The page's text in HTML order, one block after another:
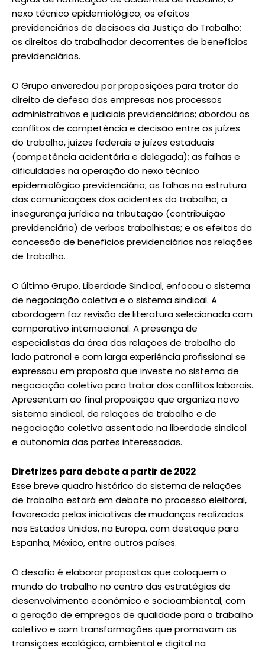
nexo técnico epidemiológico; os efeitos
previdenciários de decisões da Justiça do Trabalho;
os direitos do trabalhador decorrentes de benefícios
previdenciários.
O Grupo enveredou por proposições para tratar do
direito de defesa das empresas nos processos
administrativos e judiciais previdenciários; abordou os
conflitos de competência e decisão entre os juízes
do trabalho, juízes federais e juízes estaduais
(competência acidentária e delegada); as falhas e
dificuldades na operação do nexo técnico
epidemiológico previdenciário; as falhas na estrutura
das comunicações dos acidentes do trabalho; a
insegurança jurídica na tributação (contribuição
previdenciária) de verbas trabalhistas; e os efeitos da
concessão de benefícios previdenciários nas relações
de trabalho.
O último Grupo, Liberdade Sindical, enfocou o sistema
de negociação coletiva e o sistema sindical. A
abordagem faz revisão de literatura selecionada com
comparativo internacional. A presença de
especialistas da área das relações de trabalho do
lado patronal e com larga experiência profissional se
expressou em proposta que investe no sistema de
negociação coletiva para tratar dos conflitos laborais.
Apresentam ao final proposição que organiza novo
sistema sindical, de relações de trabalho e de
negociação coletiva assentado na liberdade sindical
e autonomia das partes interessadas.
Diretrizes para debate a partir de 2022
Esse breve quadro histórico do sistema de relações
de trabalho estará em debate no processo eleitoral,
favorecido pelas iniciativas de mudanças realizadas
nos Estados Unidos, na Europa, com destaque para
Espanha, México, entre outros países.
O desafio é elaborar propostas que coloquem o
mundo do trabalho no centro das estratégias de
desenvolvimento econômico e socioambiental, com
a geração de empregos de qualidade para o trabalho
coletivo e com transformações que promovam as
transições ecológica, ambiental e digital na